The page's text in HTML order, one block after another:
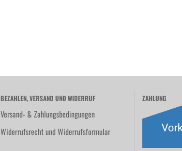
BEZAHLEN, VERSAND UND WIDERRUF
Versand- & Zahlungsbedingungen
Widerrufsrecht und Widerrufsformular
ZAHLUNG